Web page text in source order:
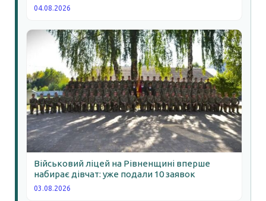
04.08.2026
Військовий ліцей на Рівненщині вперше
набирає дівчат: уже подали 10 заявок
03.08.2026